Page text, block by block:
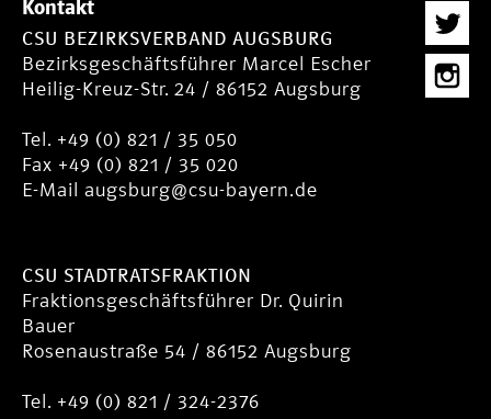
Kontakt
CSU BEZIRKSVERBAND AUGSBURG
Bezirksgeschäftsführer Marcel Escher
Heilig-Kreuz-Str. 24 / 86152 Augsburg
Tel. +49 (0) 821 / 35 050
Fax +49 (0) 821 / 35 020
E-Mail augsburg@csu-bayern.de
CSU STADTRATSFRAKTION
Fraktionsgeschäftsführer Dr. Quirin
Bauer
Rosenaustraße 54 / 86152 Augsburg
Tel. +49 (0) 821 / 324-2376